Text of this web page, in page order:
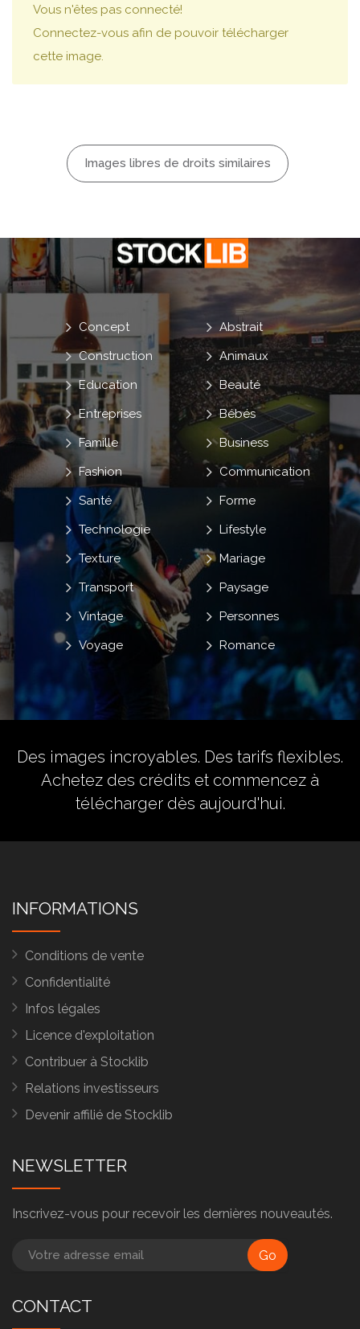
Vous n'êtes pas connecté!
Connectez-vous afin de pouvoir télécharger
cette image.
Images libres de droits similaires
Abstrait
Animaux
Beauté
Bébés
Business
Communication
Concept
Construction
Education
Entreprises
Famille
Fashion
Forme
Lifestyle
Mariage
Paysage
Personnes
Romance
Santé
Technologie
Texture
Transport
Vintage
Voyage
Des images incroyables. Des tarifs flexibles.
Achetez des crédits et commencez à
télécharger dès aujourd'hui.
INFORMATIONS
Conditions de vente
Confidentialité
Infos légales
Licence d'exploitation
Contribuer à Stocklib
Relations investisseurs
Devenir affilié de Stocklib
NEWSLETTER
Inscrivez-vous pour recevoir les dernières nouveautés.
Go
CONTACT